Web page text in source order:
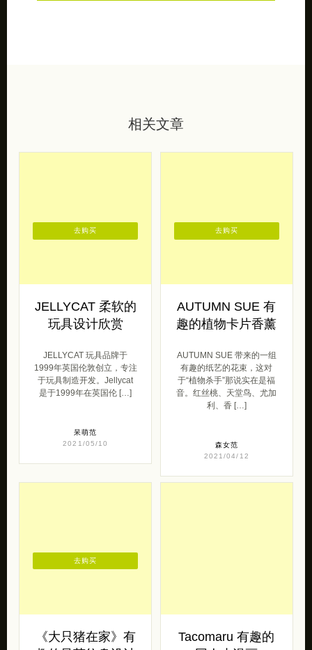
相关文章
JELLYCAT 柔软的
玩具设计欣赏
JELLYCAT 玩具品牌于
1999年英国伦敦创立，专注
于玩具制造开发。Jellycat
是于1999年在英国伦 […]
呆萌范
2021/05/10
去购买
AUTUMN SUE 有
趣的植物卡片香薰
AUTUMN SUE 带来的一组
有趣的纸艺的花束，这对
于“植物杀手”那说实在是福
音。红丝桃、天堂鸟、尤加
利、香 […]
森女范
2021/04/12
去购买
《大只猪在家》有
去购买
Tacomaru 有趣的